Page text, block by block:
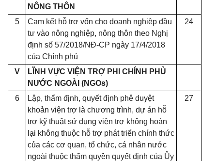
NÔNG THÔN
5
Cam kết hỗ trợ vốn cho doanh nghiệp đầu
tư vào nông nghiệp, nông thôn theo Nghị
định số 57/2018/NĐ-CP ngày 17/4/2018
của Chính phủ
24
V LĨNH VỰC VIỆN TRỢ PHI CHÍNH PHỦ
NƯỚC NGOÀI (NGOs)
6
Lập, thẩm định, quyết định phê duyệt
khoản viện trợ là chương trình, dự án hỗ
trợ kỹ thuật sử dụng viện trợ không hoàn
lại không thuộc hỗ trợ phát triển chính thức
của các cơ quan, tổ chức, cá nhân nước
ngoài thuộc thẩm quyền quyết định của Ủy
27